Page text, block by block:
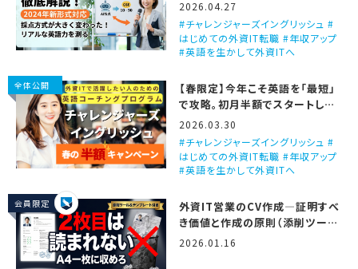
2026.04.27
チャレンジャーズイングリッシュ #
はじめての外資IT転職 #年収アップ
#英語を生かして外資ITへ
全体公開
【春限定】今年こそ英語を「最短」
で攻略。初月半額でスタートしま
せんか？
2026.03.30
チャレンジャーズイングリッシュ #
はじめての外資IT転職 #年収アップ
#英語を生かして外資ITへ
会員限定
外資IT営業のCV作成―証明すべ
き価値と作成の原則（添削ツール
＆テンプレート付き）
2026.01.16